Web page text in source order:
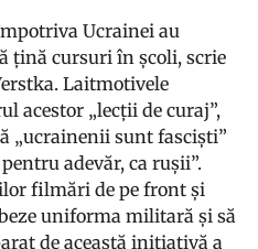
Ucrainei au
țină cursuri în școli, scrie
Laitmotivele
acestor „lecții de curaj”,
„ucrainenii sunt fasciști”
adevăr, ca rușii”.
filmări de pe front și
uniforma militară și să
de această inițiativă a